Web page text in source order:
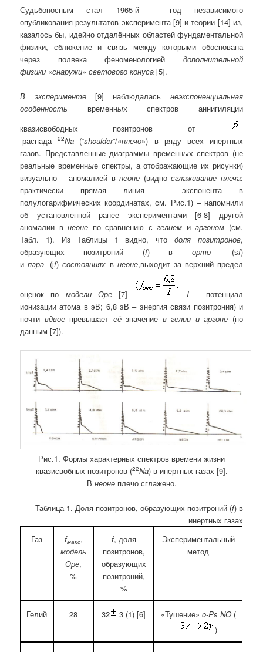
Судьбоносным стал 1965-й – год независимого
опубликования результатов эксперимента [9] и теории [14] из,
казалось бы, идейно отдалённых областей фундаментальной
физики, сближение и связь между которыми обоснована
через полвека феноменологией дополнительной
физики «снаружи»светового конуса [5].
В эксперименте[9] наблюдалась неэкспоненциальная
особенность временных спектров аннигиляции
квазисвободных позитронов от
-распада22Na (“shoulder”/«плечо») в ряду всех инертных
газов. Представленные диаграммы временных спектров (не
реальные временные спектры, а отображающие их рисунки)
визуально – аномалией внеоне (видносглаживание плеча:
практически прямая линия – экспонента в
полулогарифмических координатах, см. Рис.1) – напомнили
об установленной ранее экспериментами [6-8] другой
аномалии внеоне по сравнению сгелием иаргоном (см.
Табл. 1). Из Таблицы 1 видно, чтодоля позитронов,
образующих позитроний (f) в орто- (ѕf)
ипара- (јf)состояниях в неоне,выходит за верхний предел
оценок по модели Оре[7] I– потенциал
ионизации атома в эВ; 6,8 эВ – энергия связи позитрония) и
почти вдвоепревышает еёзначение в гелии и аргоне (по
данным [7]).
Рис.1. Формы характерных спектров времени жизни
квазисвобных позитронов (22Na) в инертных газах [9].
В неонеплечо сглажено.
Таблица 1. Доля позитронов, образующих позитроний (f) в
инертных газах
Газ
fмакс,
модель
Оре,
%
f, доля
позитронов,
образующих
позитроний,
%
Экспериментальный
метод
Гелий 28 32 3 (1) [6] «Тушение» o-Ps NO(
)